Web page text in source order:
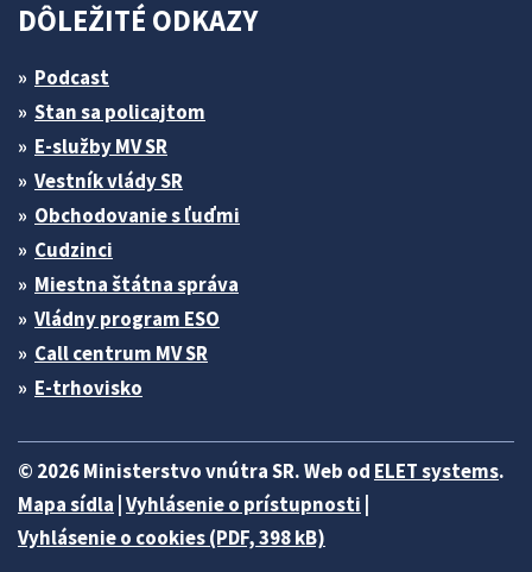
DÔLEŽITÉ ODKAZY
Podcast
Stan sa policajtom
E-služby MV SR
Vestník vlády SR
Obchodovanie s ľuďmi
Cudzinci
Miestna štátna správa
Vládny program ESO
Call centrum MV SR
E-trhovisko
© 2026 Ministerstvo vnútra SR. Web od ELET systems.
Mapa sídla Vyhlásenie o prístupnosti
Vyhlásenie o cookies (PDF, 398 kB)